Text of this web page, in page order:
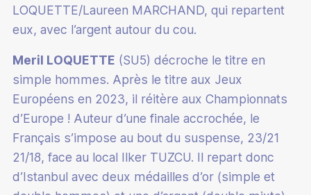
LOQUETTE/Laureen MARCHAND, qui repartent
eux, avec l’argent autour du cou.
Meril LOQUETTE (SU5) décroche le titre en
simple hommes. Après le titre aux Jeux
Européens en 2023, il réitère aux Championnats
d’Europe ! Auteur d’une finale accrochée, le
Français s’impose au bout du suspense, 23/21
21/18, face au local Ilker TUZCU. Il repart donc
d’Istanbul avec deux médailles d’or (simple et